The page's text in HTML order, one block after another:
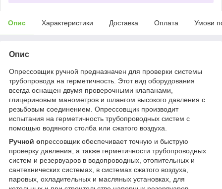
Опис Характеристики Доставка Оплата Умови
Опис
Опрессовщик ручной предназначен для проверки системы
трубопровода на герметичность. Этот вид оборудования
всегда оснащен двумя проверочными клапанами,
глицериновым манометров и шлангом высокого давления с
резьбовым соединением. Опрессовщик производит
испытания на герметичность трубопроводных систем с
помощью водяного столба или сжатого воздуха.
Ручной опрессовщик обеспечивает точную и быструю
проверку давления, а также герметичности трубопроводных
систем и резервуаров в водопроводных, отопительных и
сантехнических системах, в системах сжатого воздуха,
паровых, охладительных и масляных установках, для